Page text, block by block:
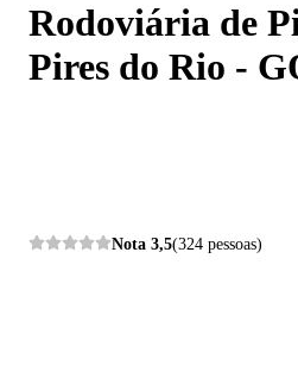
Rodoviária de
Pires do Rio -
Nota 3,5(324 pessoas)